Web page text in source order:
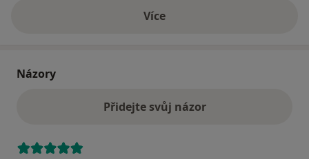
Víceo adrese
Názory
Přidejte svůj názor